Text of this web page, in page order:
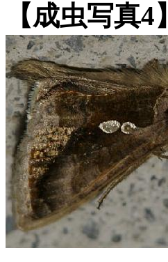
【成虫写真4】